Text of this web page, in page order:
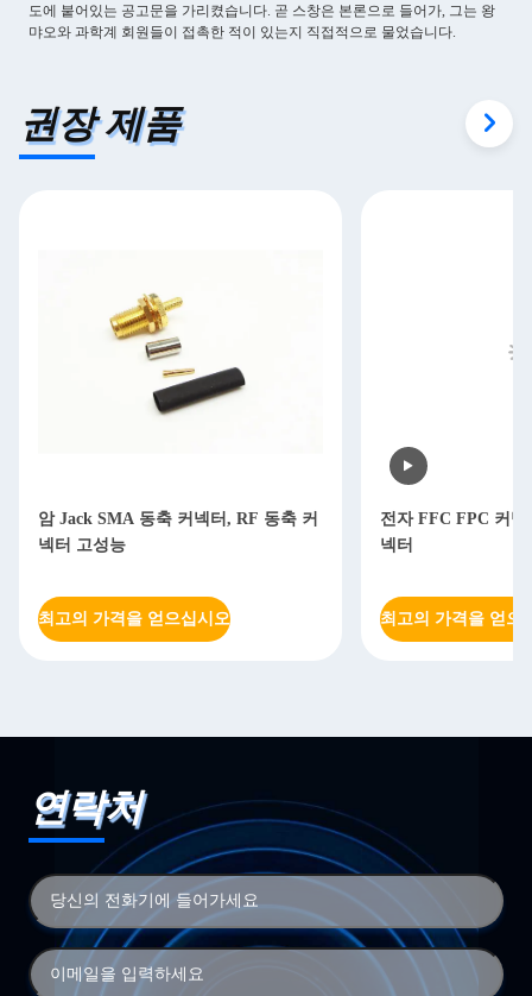
도에 붙어있는 공고문을 가리켰습니다. 곧 스창은 본론으로 들어가, 그는 왕
먀오와 과학계 회원들이 접촉한 적이 있는지 직접적으로 물었습니다.
권장 제품
암 Jack SMA 동축 커넥터, RF 동축 커
넥터 고성능
최고의 가격을 얻으십시오
전자 FFC FPC 커
넥터
최고의 가격을 얻으
연락처